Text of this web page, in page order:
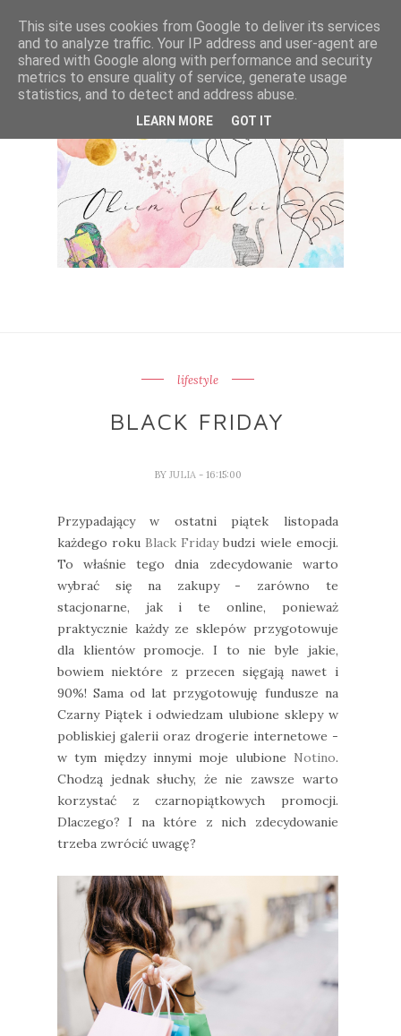
lifestyle
BLACK FRIDAY
BY JULIA - 16:15:00
Przypadający w ostatni piątek listopada
każdego roku Black Fridaybudzi wiele emocji.
To właśnie tego dnia zdecydowanie warto
wybrać się na zakupy - zarówno te
stacjonarne, jak i te online, ponieważ
praktycznie każdy ze sklepów przygotowuje
dla klientów promocje. I to nie byle jakie,
bowiem niektóre z przecen sięgają nawet i
90%! Sama od lat przygotowuję fundusze na
Czarny Piątek i odwiedzam ulubione sklepy w
pobliskiej galerii oraz drogerie internetowe -
w tym między innymi moje ulubione Notino.
Chodzą jednak słuchy, że nie zawsze warto
korzystać z czarnopiątkowych promocji.
Dlaczego? I na które z nich zdecydowanie
trzeba zwrócić uwagę?
This site uses cookies from Google to deliver its services
and to analyze traffic. Your IP address and user-agent are
shared with Google along with performance and security
metrics to ensure quality of service, generate usage
statistics, and to detect and address abuse.
LEARN MORE GOT IT